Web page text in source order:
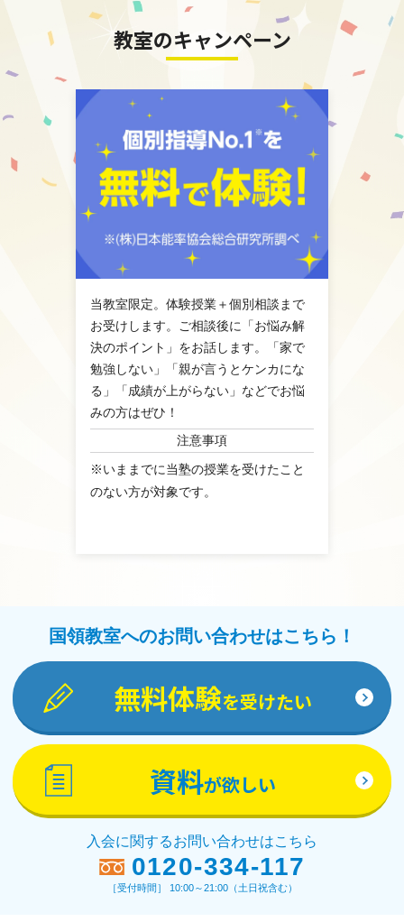
教室のキャンペーン
当教室限定。体験授業＋個別相談まで
お受けします。ご相談後に「お悩み解
決のポイント」をお話します。「家で
勉強しない」「親が言うとケンカにな
る」「成績が上がらない」などでお悩
みの方はぜひ！
注意事項
※いままでに当塾の授業を受けたこと
のない方が対象です。
国領教室へのお問い合わせはこちら！
無料体験を受けたい
資料が欲しい
入会に関するお問い合わせはこちら
0120-334-117
［受付時間］ 10:00～21:00（土日祝含む）